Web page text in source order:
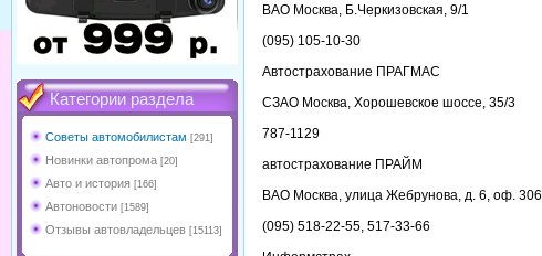
Категории раздела
Советы автомобилистам [291]
Новинки автопрома [20]
Авто и история [166]
Автоновости [1589]
Отзывы автовладельцев [15113]
ВАО Москва, Б.Черкизовская, 9/1
(095) 105-10-30
Автострахование ПРАГМАС
СЗАО Москва, Хорошевское шоссе, 35/3
787-1129
автострахование ПРАЙМ
ВАО Москва, улица Жебрунова, д. 6, оф. 306
(095) 518-22-55, 517-33-66